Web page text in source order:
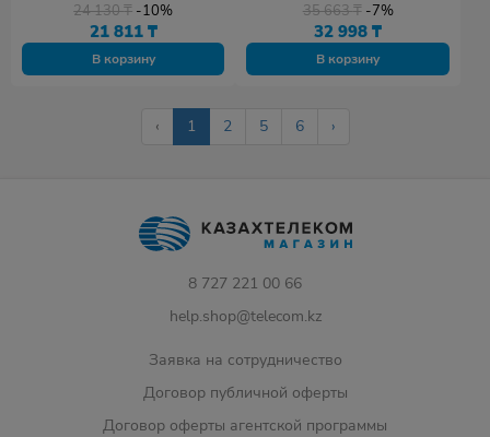
24 130₸ -10%
21 811 ₸
В корзину
35 663₸ -7%
32 998₸
В корзину
‹ 1 2 5 6 ›
8 727 221 00 66
help.shop@telecom.kz
Заявка на сотрудничество
Договор публичной оферты
Договор оферты агентской программы